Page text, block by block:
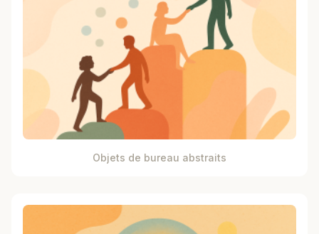
Objets de bureau abstraits